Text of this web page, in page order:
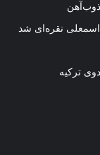
ذوب‌آهن
نقره‌ای شد
ترکیه